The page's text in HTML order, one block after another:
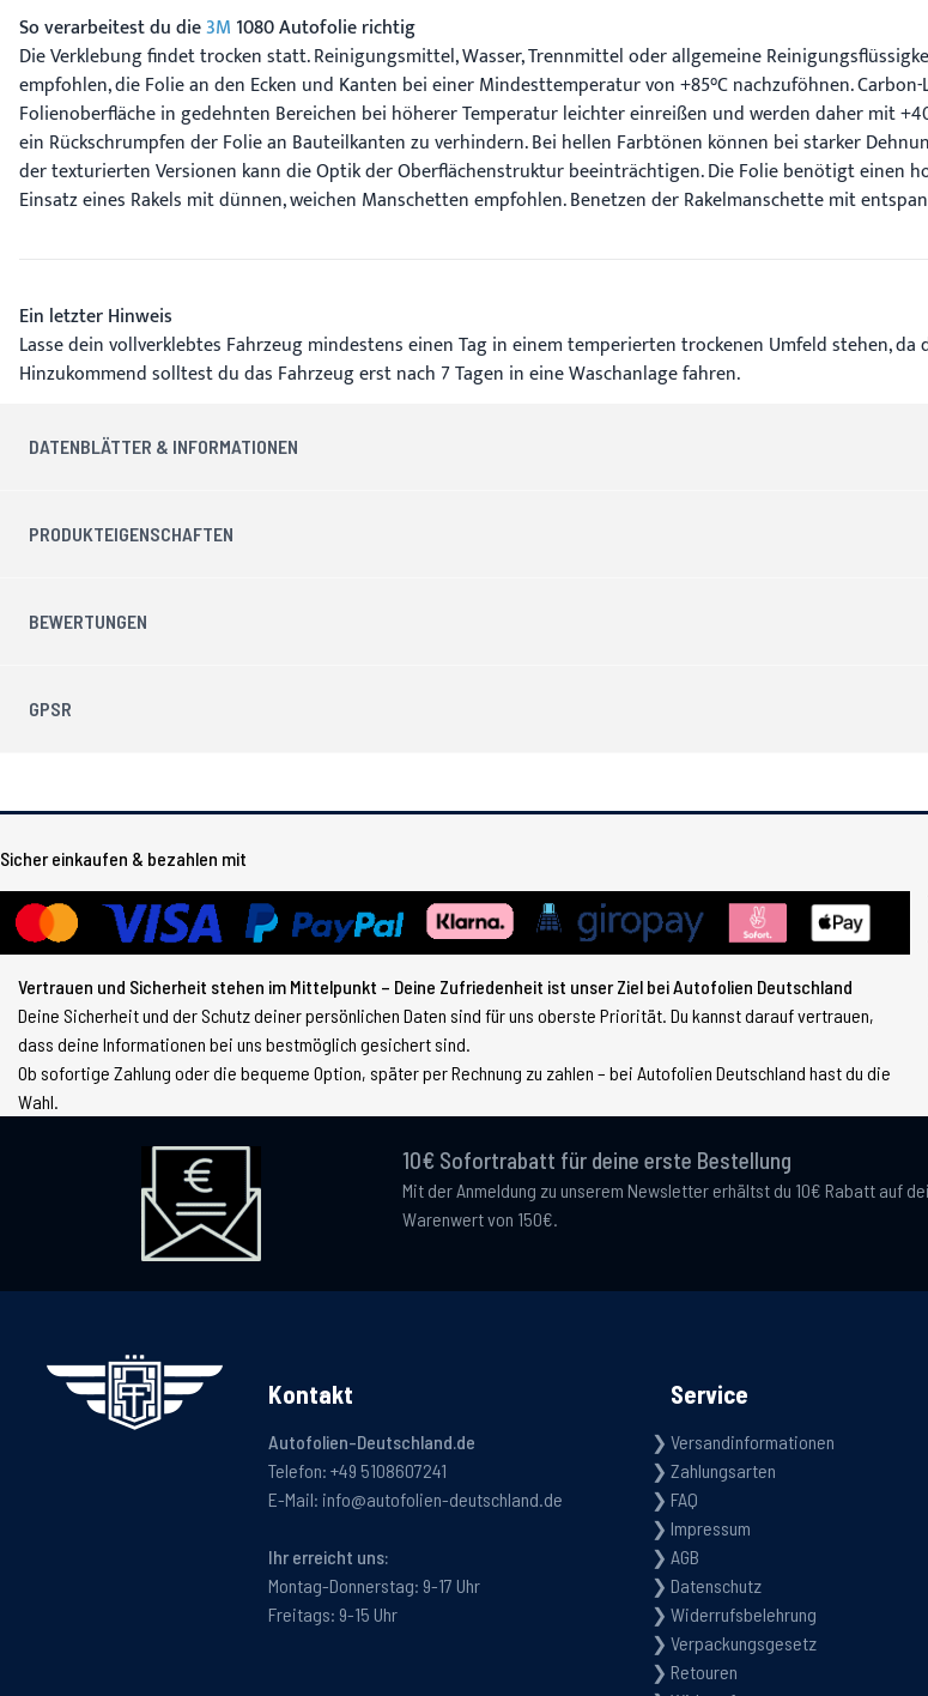
So verarbeitest du die3M 1080 Autofolie richtig
Die Verklebung findet trocken statt. Reinigungsmittel, Wasser, Trennmittel oder allgemeine
empfohlen, die Folie an den Ecken und Kanten bei einer Mindesttemperatur von +85°C nachzuföhnen.
Folienoberfläche in gedehnten Bereichen bei höherer Temperatur leichter einreißen und werden daher mit
ein Rückschrumpfen der Folie an Bauteilkanten zu verhindern. Bei hellen Farbtönen können bei starker
der texturierten Versionen kann die Optik der Oberflächenstruktur beeinträchtigen. Die Folie benötigt einen
Einsatz eines Rakels mit dünnen, weichen Manschetten empfohlen. Benetzen der Rakelmanschette mit
Ein letzter Hinweis
Lasse dein vollverklebtes Fahrzeug mindestens einen Tag in einem temperierten trockenen Umfeld stehen,
Hinzukommend solltest du das Fahrzeug erst nach 7 Tagen in eine Waschanlage fahren.
DATENBLÄTTER & INFORMATIONEN
PRODUKTEIGENSCHAFTEN
BEWERTUNGEN
GPSR
Sicher einkaufen & bezahlen mit
Vertrauen und Sicherheit stehen im Mittelpunkt – Deine Zufriedenheit ist unser Ziel bei Autofolien Deutschland
Deine Sicherheit und der Schutz deiner persönlichen Daten sind für uns oberste Priorität. Du kannst darauf vertrauen,
dass deine Informationen bei uns bestmöglich gesichert sind.
Ob sofortige Zahlung oder die bequeme Option, später per Rechnung zu zahlen – bei Autofolien Deutschland hast du die
Wahl.
10€ Sofortrabatt für deine erste Bestellung
Mit der Anmeldung zu unserem Newsletter erhältst du 10€ Rabatt auf
Warenwert von 150€.
Kontakt
Autofolien-Deutschland.de
Telefon: +49 5108607241
E-Mail: info@autofolien-deutschland.de
Ihr erreicht uns:
Montag-Donnerstag: 9-17 Uhr
Freitags: 9-15 Uhr
Service
Versandinformationen
Zahlungsarten
FAQ
Impressum
AGB
Datenschutz
Widerrufsbelehrung
Verpackungsgesetz
Retouren